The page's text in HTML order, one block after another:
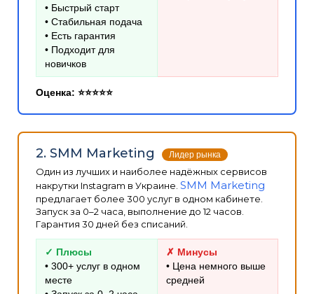
• Быстрый старт
• Стабильная подача
• Есть гарантия
• Подходит для
новичков
Оценка: ⭐⭐⭐⭐⭐
2. SMM Marketing Лидер рынка
Один из лучших и наиболее надёжных сервисов
накрутки Instagram в Украине. SMM Marketing
предлагает более 300 услуг в одном кабинете.
Запуск за 0–2 часа, выполнение до 12 часов.
Гарантия 30 дней без списаний.
✓ Плюсы
• 300+ услуг в одном
месте
✗ Минусы
• Цена немного выше
средней